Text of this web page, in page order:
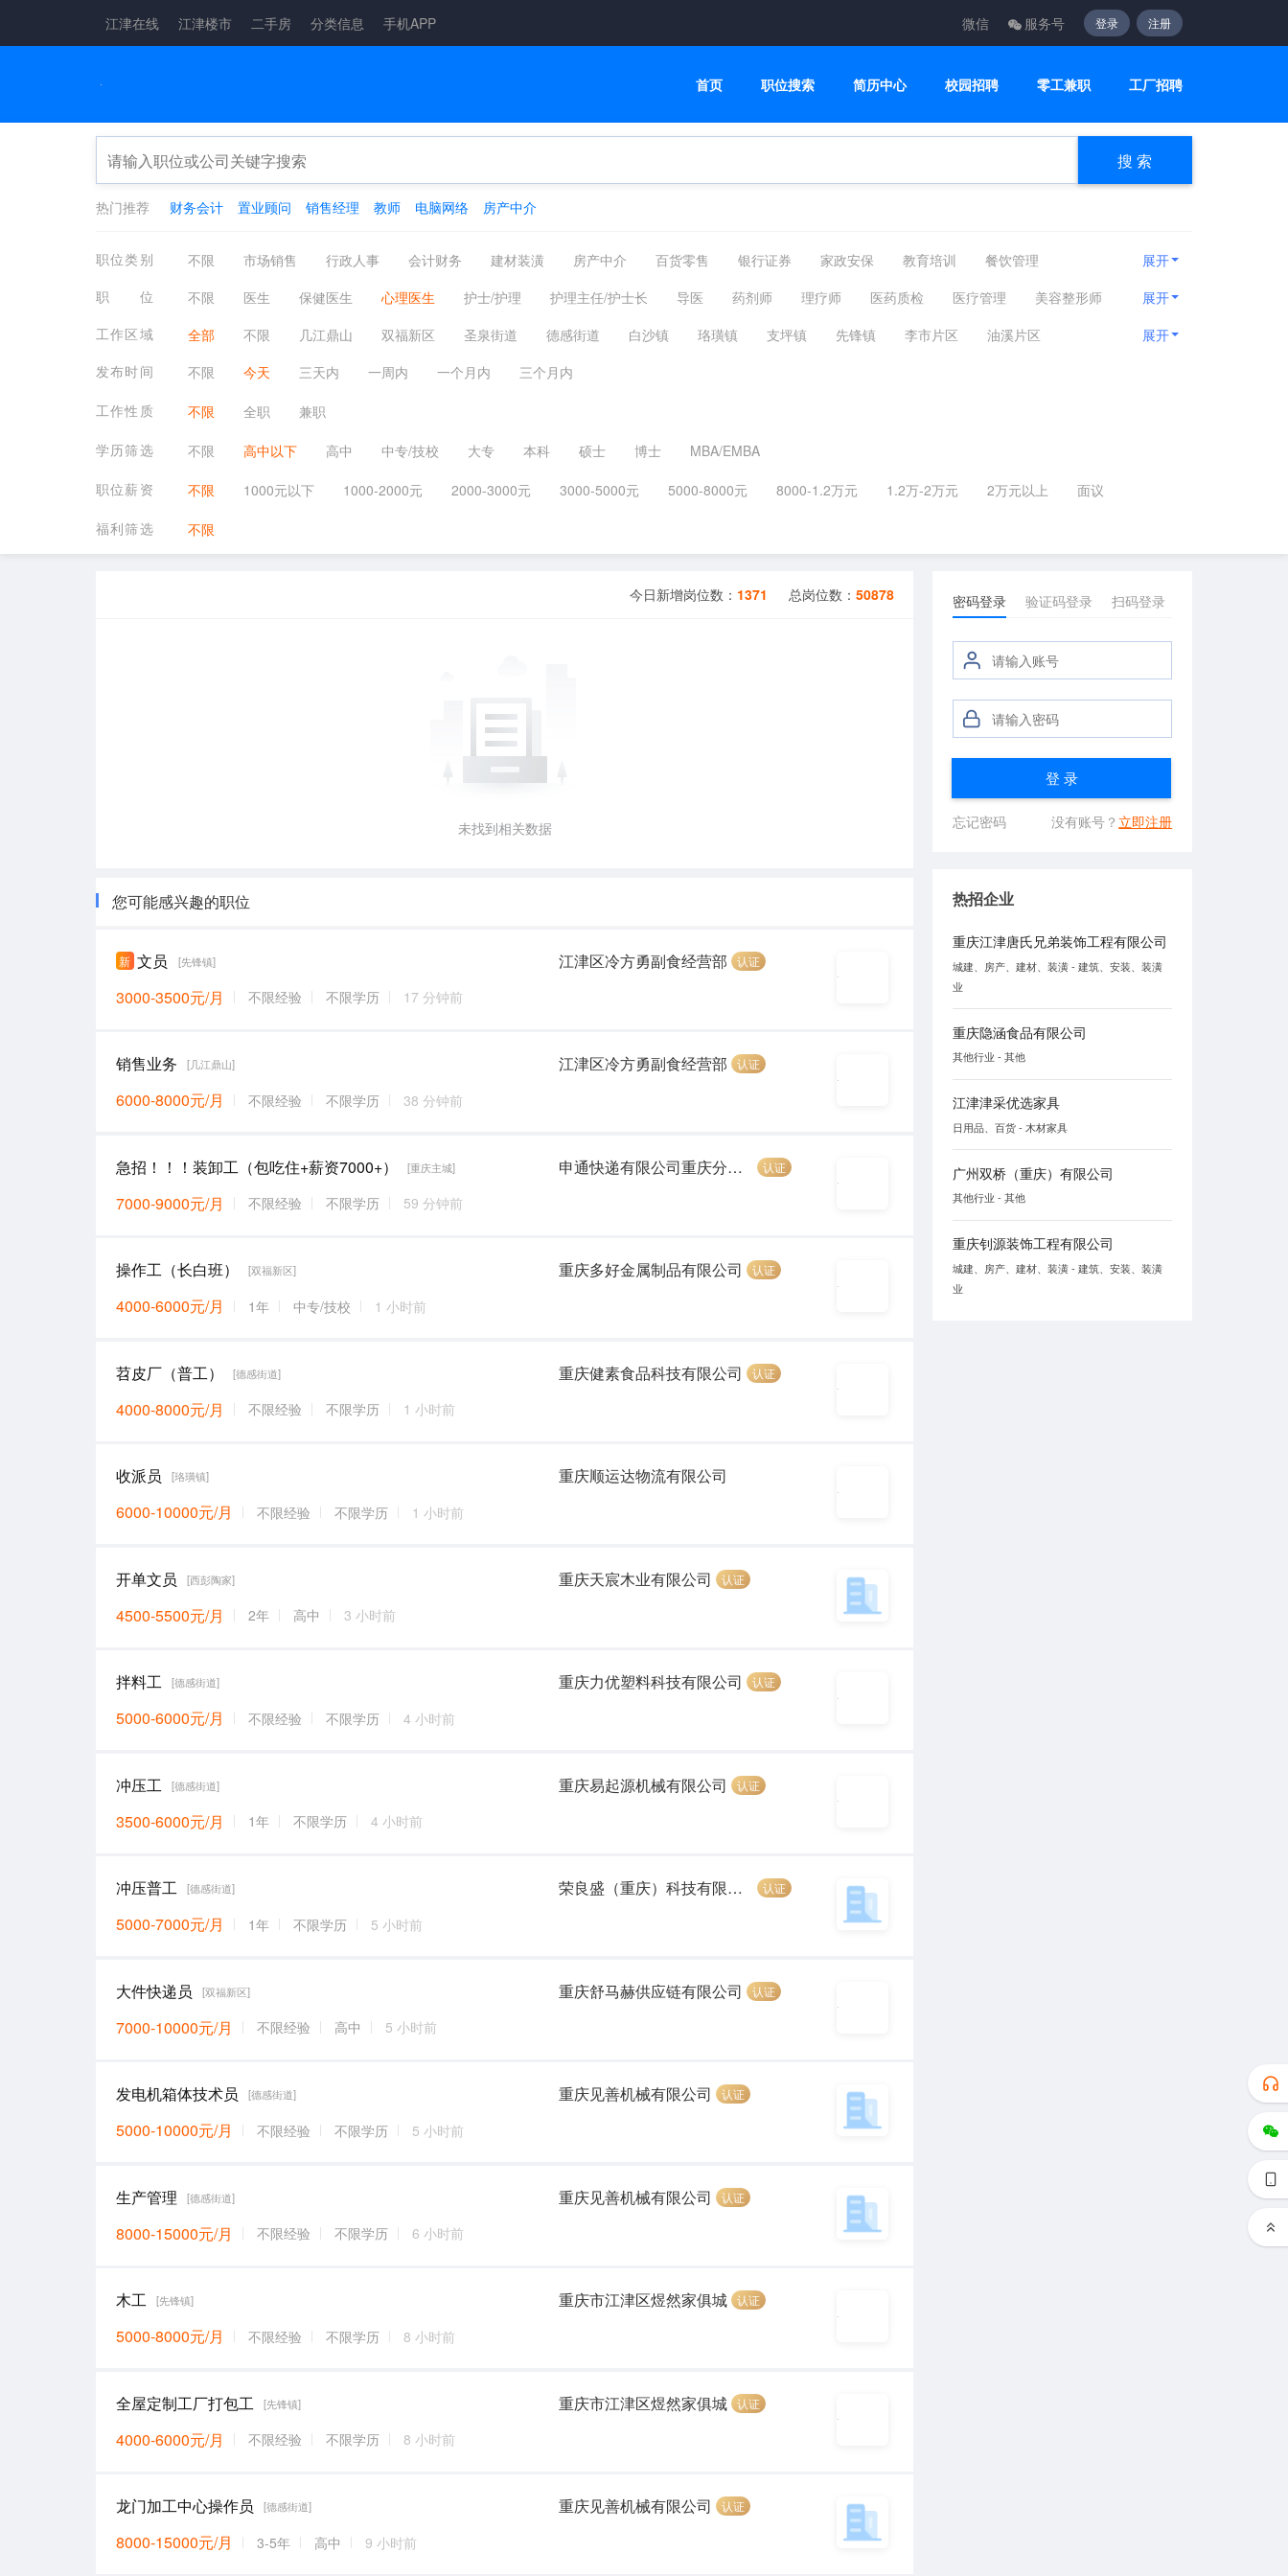
江津在线 江津楼市 二手房 分类信息 手机APP 微信 服务号 登录 注册
首页 职位搜索 简历中心 校园招聘 零工兼职 工厂招聘
搜 索
热门推荐 财务会计 置业顾问 销售经理 教师 电脑网络 房产中介
职位类别 不限 市场销售 行政人事 会计财务 建材装潢 房产中介 百货零售 银行证券 家政安保 教育培训
餐饮管理
物流仓储
娱乐休闲 广告会展 汽车服务 普工技工 CNC数控操机/编程 机械工程师 医疗护理 编辑出版
运动健身
机械仪表
金融保险 保健按摩 司机客运 物业管理 互联网通信 酒店旅游 美容美发 建筑工程 客服咨询
设计创意
展开
职位
不限 医生 保健医生 心理医生 护士/护理 护理主任/护士长 导医 药剂师 理疗师 医药质检 医疗管理
美容整形师
验光师
营养师 宠物护理/兽医
展开
工作区域
全部 不限 几江鼎山 双福新区 圣泉街道 德感街道 白沙镇 珞璜镇 支坪镇 先锋镇 李市片区
油溪片区
四面山片区
西彭陶家 其它镇街 重庆主城 其他区县
展开
发布时间
不限 今天 三天内 一周内 一个月内
三个月内
工作性质
不限 全职
兼职
学历筛选
不限 高中以下 高中 中专/技校 大专 本科 硕士 博士
MBA/EMBA
职位薪资
不限 1000元以下 1000-2000元 2000-3000元 3000-5000元 5000-8000元 8000-1.2万元 1.2万-2万元 2万元以上
面议
福利筛选
不限
今日新增岗位数： 1371 总岗位数：50878
未找到相关数据
您可能感兴趣的职位
新 文员 [先锋镇]
3000-3500元/月 不限经验 不限学历 17 分钟前
江津区冷方勇副食经营部 认证
销售业务 [几江鼎山]
6000-8000元/月 不限经验 不限学历 38 分钟前
江津区冷方勇副食经营部 认证
急招！！！装卸工（包吃住+薪资7000+） [重庆主城]
7000-9000元/月 不限经验 不限学历 59 分钟前
申通快递有限公司重庆分公司 认证
操作工（长白班） [双福新区]
4000-6000元/月 1年 中专/技校 1 小时前
重庆多好金属制品有限公司 认证
苕皮厂（普工） [德感街道]
4000-8000元/月 不限经验 不限学历 1 小时前
重庆健素食品科技有限公司 认证
收派员 [珞璜镇]
6000-10000元/月 不限经验 不限学历 1 小时前
重庆顺运达物流有限公司
开单文员 [西彭陶家]
4500-5500元/月 2年 高中 3 小时前
重庆天宸木业有限公司 认证
拌料工 [德感街道]
5000-6000元/月 不限经验 不限学历 4 小时前
重庆力优塑料科技有限公司 认证
冲压工 [德感街道]
3500-6000元/月 1年 不限学历 4 小时前
重庆易起源机械有限公司 认证
冲压普工 [德感街道]
5000-7000元/月 1年 不限学历 5 小时前
荣良盛（重庆）科技有限公司 认证
大件快递员 [双福新区]
7000-10000元/月 不限经验 高中 5 小时前
重庆舒马赫供应链有限公司 认证
发电机箱体技术员 [德感街道]
5000-10000元/月 不限经验 不限学历 5 小时前
重庆见善机械有限公司 认证
生产管理 [德感街道]
8000-15000元/月 不限经验 不限学历 6 小时前
重庆见善机械有限公司 认证
木工 [先锋镇]
5000-8000元/月 不限经验 不限学历 8 小时前
重庆市江津区煜然家俱城 认证
全屋定制工厂打包工 [先锋镇]
4000-6000元/月 不限经验 不限学历 8 小时前
重庆市江津区煜然家俱城 认证
龙门加工中心操作员 [德感街道]
8000-15000元/月 3-5年 高中 9 小时前
重庆见善机械有限公司 认证
密码登录 验证码登录 扫码登录
登 录
忘记密码 没有账号？ 立即注册
热招企业
重庆江津唐氏兄弟装饰工程有限公司
城建、房产、建材、装潢 - 建筑、安装、装潢
业
重庆隐涵食品有限公司
其他行业 - 其他
江津津采优选家具
日用品、百货 - 木材家具
广州双桥（重庆）有限公司
其他行业 - 其他
重庆钊源装饰工程有限公司
城建、房产、建材、装潢 - 建筑、安装、装潢
业